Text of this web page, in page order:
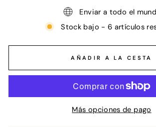
Enviar a todo el
Stock bajo - 6 artículos
AÑADIR A LA CESTA
Más opciones de pago